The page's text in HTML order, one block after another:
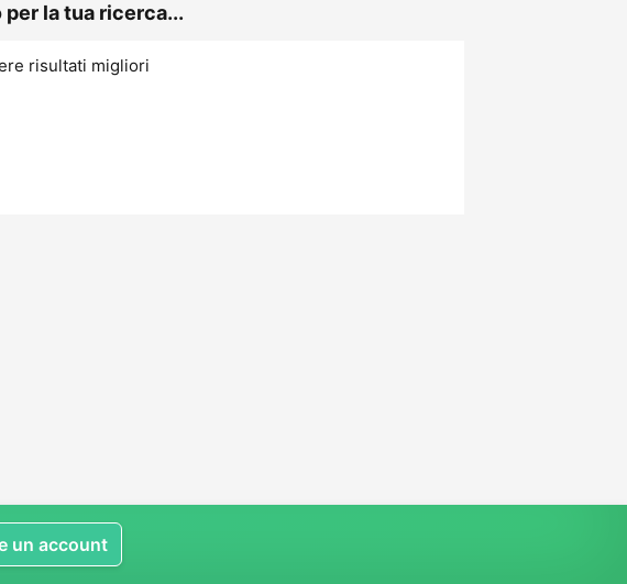
la tua ricerca...
risultati migliori
un account